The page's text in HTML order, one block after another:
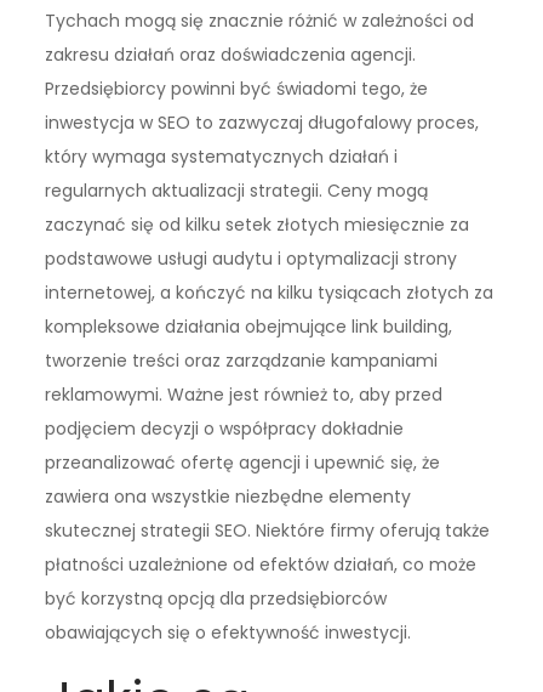
Tychach mogą się znacznie różnić w zależności od
zakresu działań oraz doświadczenia agencji.
Przedsiębiorcy powinni być świadomi tego, że
inwestycja w SEO to zazwyczaj długofalowy proces,
który wymaga systematycznych działań i
regularnych aktualizacji strategii. Ceny mogą
zaczynać się od kilku setek złotych miesięcznie za
podstawowe usługi audytu i optymalizacji strony
internetowej, a kończyć na kilku tysiącach złotych za
kompleksowe działania obejmujące link building,
tworzenie treści oraz zarządzanie kampaniami
reklamowymi. Ważne jest również to, aby przed
podjęciem decyzji o współpracy dokładnie
przeanalizować ofertę agencji i upewnić się, że
zawiera ona wszystkie niezbędne elementy
skutecznej strategii SEO. Niektóre firmy oferują także
płatności uzależnione od efektów działań, co może
być korzystną opcją dla przedsiębiorców
obawiających się o efektywność inwestycji.